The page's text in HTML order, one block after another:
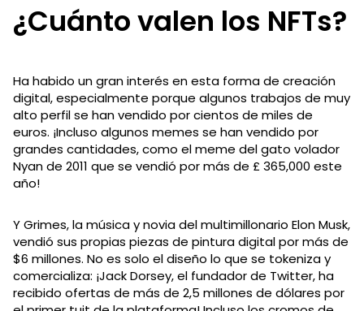
¿Cuánto valen los NFTs?
Ha habido un gran interés en esta forma de creación
digital, especialmente porque algunos trabajos de muy
alto perfil se han vendido por cientos de miles de
euros. ¡Incluso algunos memes se han vendido por
grandes cantidades, como el meme del gato volador
Nyan de 2011 que se vendió por más de £ 365,000 este
año!
Y Grimes, la música y novia del multimillonario Elon Musk,
vendió sus propias piezas de pintura digital por más de
$6 millones. No es solo el diseño lo que se tokeniza y
comercializa: ¡Jack Dorsey, el fundador de Twitter, ha
recibido ofertas de más de 2,5 millones de dólares por